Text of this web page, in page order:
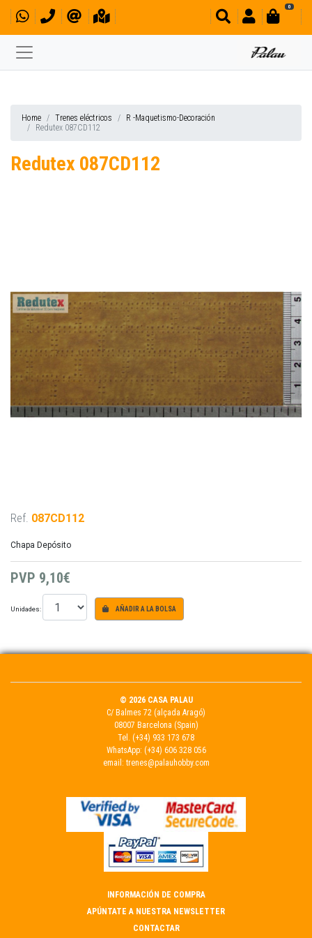
0
Home Trenes eléctricos
R -Maquetismo-Decoración
Redutex 087CD112
Redutex 087CD112
Ref. 087CD112
Chapa Depósito
PVP 9,10€
Unidades: AÑADIR A LA BOLSA
© 2026 CASA PALAU
C/ Balmes 72 (alçada Aragó)
08007 Barcelona (Spain)
Tel. (+34) 933 173 678
WhatsApp: (+34) 606 328 056
email: trenes@palauhobby.com
INFORMACIÓN DE COMPRA
APÚNTATE A NUESTRA NEWSLETTER
CONTACTAR